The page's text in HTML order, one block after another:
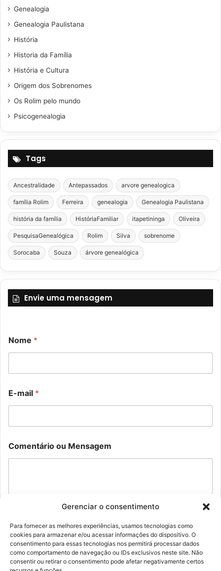
Gerenciar o consentimento
Para fornecer as melhores experiências, usamos tecnologias como
cookies para armazenar e/ou acessar informações do dispositivo. O
consentimento para essas tecnologias nos permitirá processar dados
como comportamento de navegação ou IDs exclusivos neste site. Não
consentir ou retirar o consentimento pode afetar negativamente certos
Genealogia
Genealogia Paulistana
História
Historia da Família
História e Cultura
Origem dos Sobrenomes
Os Rolim pelo mundo
Psicogenealogia
Tags
Ancestralidade Antepassados arvore genealogica
família Rolim Ferreira genealogia Genealogia Paulistana
história da família HistóriaFamiliar itapetininga Oliveira
PesquisaGenealógica Rolim Silva sobrenome
Sorocaba Souza árvore genealógica
Envie uma mensagem
C
o
t
á
r
o
e
e
Nome *
E-mail *
e
n
e
o
m
e
C
o
Comentário ou Mensagem
Enviar